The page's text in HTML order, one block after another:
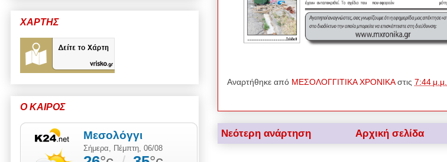
Αναρτήθηκε από ΜΕΣΟΛΟΓΓΙΤΙΚΑ ΧΡΟΝΙΚΑ στις 7:44 μ.μ.
Νεότερη ανάρτηση Αρχική σελίδα
ΧΑΡΤΗΣ
Ο ΚΑΙΡΟΣ